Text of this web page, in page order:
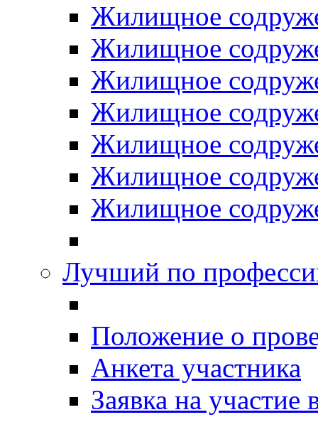
Жилищное
Жилищное
Жилищное
Жилищное
Жилищное
Жилищное
Жилищное
Лучший по
Положение о
Анкета участника
Заявка на участие